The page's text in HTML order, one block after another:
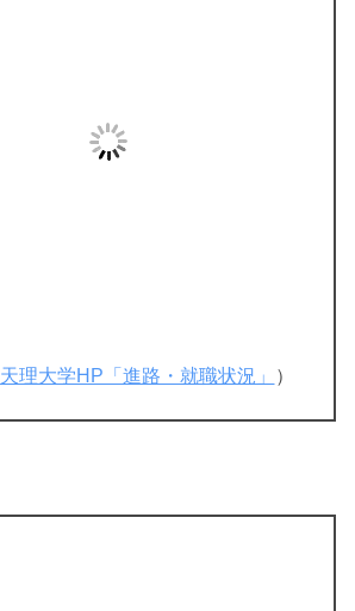
天理大学HP「進路・就職状況」 ）